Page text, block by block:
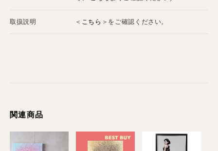
取扱説明 ＜ こちら ＞をご確認ください。
関連商品